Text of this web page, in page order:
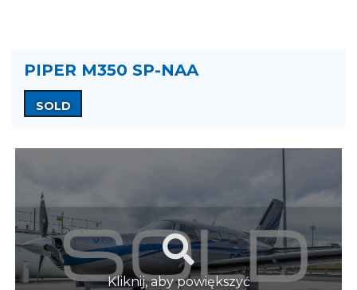
PIPER M350 SP-NAA
SOLD
Kliknij, aby powiększyć